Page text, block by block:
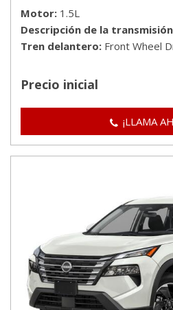
Motor 1.5L
Descripción de la transmisión
Tren delantero Front Wheel
Precio inicial
¡LLAMA